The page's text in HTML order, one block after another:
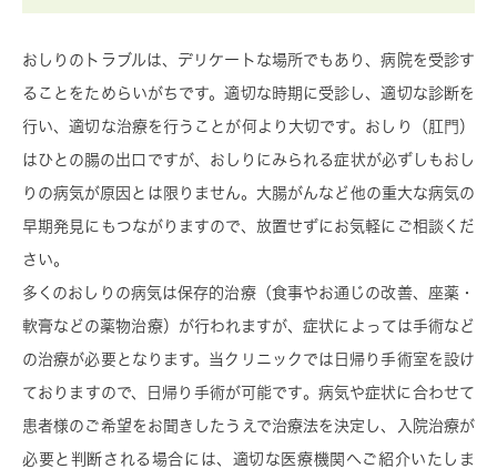
おしりのトラブルは、デリケートな場所でもあり、病院を受診す
ることをためらいがちです。適切な時期に受診し、適切な診断を
行い、適切な治療を行うことが何より大切です。おしり（肛門）
はひとの腸の出口ですが、おしりにみられる症状が必ずしもおし
りの病気が原因とは限りません。大腸がんなど他の重大な病気の
早期発見にもつながりますので、放置せずにお気軽にご相談くだ
さい。
多くのおしりの病気は保存的治療（食事やお通じの改善、座薬・
軟膏などの薬物治療）が行われますが、症状によっては手術など
の治療が必要となります。当クリニックでは日帰り手術室を設け
ておりますので、日帰り手術が可能です。病気や症状に合わせて
患者様のご希望をお聞きしたうえで治療法を決定し、入院治療が
必要と判断される場合には、適切な医療機関へご紹介いたしま